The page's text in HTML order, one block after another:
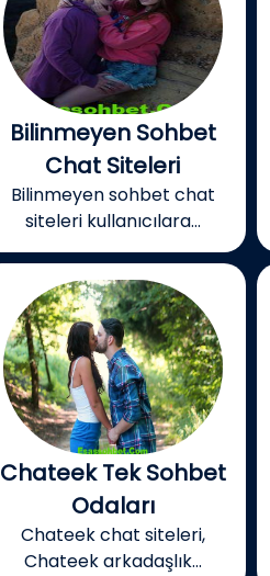
Bilinmeyen Sohbet
Chat Siteleri
Bilinmeyen sohbet chat
siteleri kullanıcılara...
Chateek Tek Sohbet
Odaları
Chateek chat siteleri,
Chateek arkadaşlık...